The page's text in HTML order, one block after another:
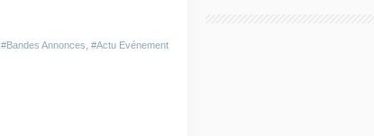
#Bandes Annonces #Actu Evénement